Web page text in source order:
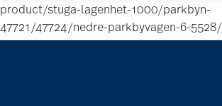
product/stuga-lagenhet-1000/parkbyn-
47721/47724/nedre-parkbyvagen-6-5528/